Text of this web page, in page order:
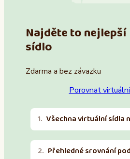
Najděte to
sídlo
Zdarma a bez závazku
Porovnat
Všechna virtuální sídla
Přehledné srovnání